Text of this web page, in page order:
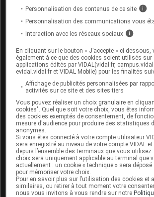
Espace produit
Boutique
VIDAL Expert
VIDAL Hoptimal
eVIDAL
VIDAL Mobile
VIDAL widget
VIDAL Sécurisation
VIDAL e-Services
Espace institutionnel
Qui sommes-nous ?
VIDAL France
Carrières
Charte éthique et
déontologique
Personnalisation des contenus de ce site i
Personnalisation des communications vous
Interaction avec les réseaux sociaux i
En cliquant sur le bouton « J’accepte » ci-
également à ce que des cookies soient utilisés
applications édités par VIDAL(vidal.fr,
evidal.vidal.fr et VIDAL Mobile) pour les finalités
Affichage de publicités personnalisées par
activités sur ce site et des sites tiers
Vous pouvez réaliser un choix granulaire en
cookies". Quel que soit votre choix, vous êtes
des cookies exemptés de consentement, de
mesure d'audience pour produire des statistiques
anonymes.
Si vous êtes connecté à votre compte utilisateur
sera enregistré au niveau de votre compte VIDAL
depuis l’ensemble des terminaux que vous
choix sera uniquement applicable au terminal que
actuellement : un cookie « technique » sera déposé
pour mémoriser votre choix.
Pour en savoir plus sur l’utilisation des cookies et
similaires, ou retirer à tout moment votre
nous vous invitons à vous rendre sur notre